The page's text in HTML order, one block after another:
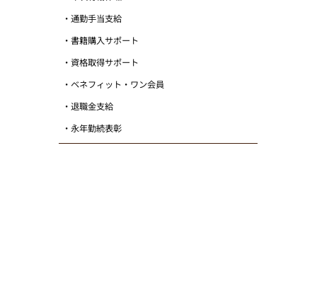
・通勤手当支給
・書籍購入サポート
・資格取得サポート
・ベネフィット・ワン会員
・退職金支給
・永年勤続表彰